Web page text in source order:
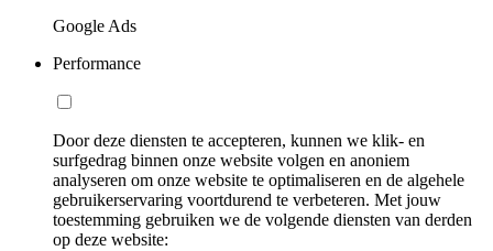
Google Ads
Performance
Door deze diensten te accepteren, kunnen we klik- en
surfgedrag binnen onze website volgen en anoniem
analyseren om onze website te optimaliseren en de algehele
gebruikerservaring voortdurend te verbeteren. Met jouw
toestemming gebruiken we de volgende diensten van derden
op deze website: